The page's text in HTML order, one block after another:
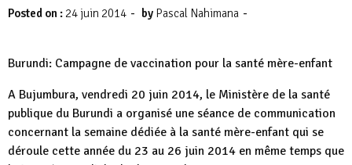
Posted on : 24 juin 2014 - by Pascal Nahimana -
Burundi: Campagne de vaccination pour la santé mère-enfant
A Bujumbura, vendredi 20 juin 2014, le Ministère de la santé
publique du Burundi a organisé une séance de communication
concernant la semaine dédiée à la santé mère-enfant qui se
déroule cette année du 23 au 26 juin 2014 en même temps que